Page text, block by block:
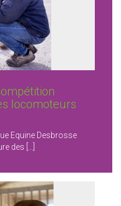
locomoteurs
Equine Desbrosse
des […]